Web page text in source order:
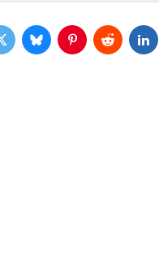
TwitterBlueskyPinterestReddit